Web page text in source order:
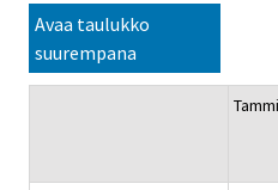
Avaa taulukko
suurempana